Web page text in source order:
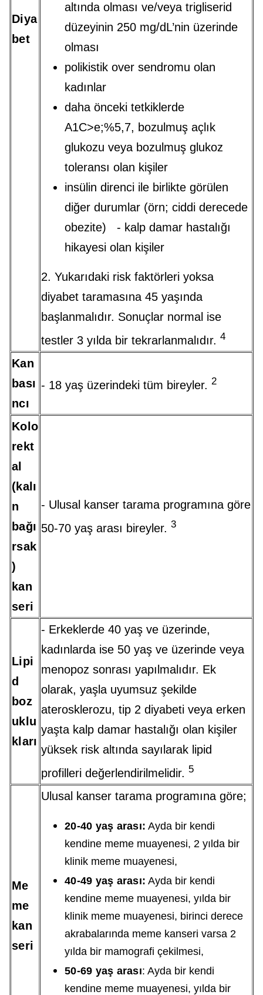
Diya
bet
altında olması ve/veya trigliserid
düzeyinin 250 mg/dL’nin üzerinde
olması
polikistik over sendromu olan
kadınlar
daha önceki tetkiklerde
A1C>e;%5,7, bozulmuş açlık
glukozu veya bozulmuş glukoz
toleransı olan kişiler
insülin direnci ile birlikte görülen
diğer durumlar (örn; ciddi derecede
obezite) - kalp damar hastalığı
hikayesi olan kişiler
2. Yukarıdaki risk faktörleri yoksa
diyabet taramasına 45 yaşında
başlanmalıdır. Sonuçlar normal ise
testler 3 yılda bir tekrarlanmalıdır. 4
Kan
bası
ncı
- 18 yaş üzerindeki tüm bireyler. 2
Kolo
rekt
al
(kalı
n
bağı
rsak
)
kan
seri
- Ulusal kanser tarama programına göre
50-70 yaş arası bireyler. 3
Lipi
d
boz
uklu
kları
- Erkeklerde 40 yaş ve üzerinde,
kadınlarda ise 50 yaş ve üzerinde veya
menopoz sonrası yapılmalıdır. Ek
olarak, yaşla uyumsuz şekilde
aterosklerozu, tip 2 diyabeti veya erken
yaşta kalp damar hastalığı olan kişiler
yüksek risk altında sayılarak lipid
profilleri değerlendirilmelidir. 5
Me
me
kan
seri
Ulusal kanser tarama programına göre;
20-40 yaş arası: Ayda bir kendi
kendine meme muayenesi, 2 yılda bir
klinik meme muayenesi,
40-49 yaş arası: Ayda bir kendi
kendine meme muayenesi, yılda bir
klinik meme muayenesi, birinci derece
akrabalarında meme kanseri varsa 2
yılda bir mamografi çekilmesi,
50-69 yaş arası: Ayda bir kendi
kendine meme muayenesi, yılda bir